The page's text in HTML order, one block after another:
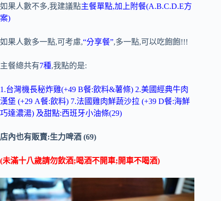
如果人數不多,我建議點主餐單點,加上附餐(A.B.C.D.E方
案)
如果人數多一點,可考慮,“分享餐”,多一點,可以吃飽飽!!!
主餐總共有7種,我點的是:
1.台灣機長秘炸雞(+49 B餐:飲料&薯條) 2.美國經典牛肉
漢堡 (+29 A餐:飲料) 7.法國雞肉鮮蔬沙拉 (+39 D餐:海鮮
巧達濃湯) 及甜點:西班牙小油條(29)
店內也有販賣:生力啤酒 (69)
(未滿十八歲請勿飲酒;喝酒不開車;開車不喝酒)